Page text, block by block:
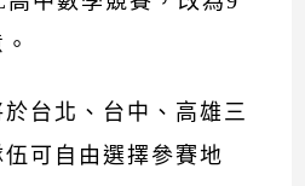
台北、台中、高雄三
可自由選擇參賽地